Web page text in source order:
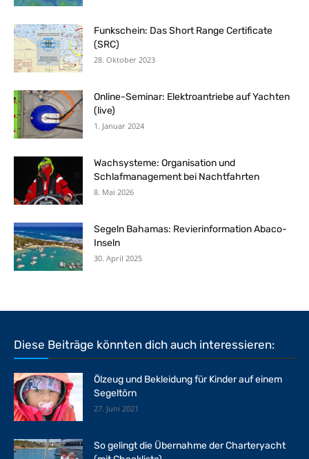
Funkschein: Das Short Range Certificate
(SRC)
28. Oktober 2023
Online-Seminar: Elektroantriebe auf Yachten
(live)
1. Januar 2024
Wachsysteme: Organisation und
Schlafmanagement bei Nachtfahrten
8. Mai 2026
Segeln Bahamas: Revierinformation Abaco-
Inseln
30. April 2025
Diese Beiträge könnten dich auch interessieren:
Ölzeug und Bekleidung für Kinder auf einem
Segeltörn
27. Juni 2021
So gelingt die Übernahme der Charteryacht